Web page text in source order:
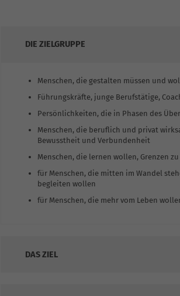
DIE ZIELGRUPPE
Menschen, die gestalten müssen und
Führungskräfte, junge Berufstätige,
Persönlichkeiten, die in Phasen des
Menschen, die beruflich und privat
Bewusstheit und Verbundenheit
Menschen, die lernen wollen, Grenzen
für Menschen, die mitten im Wandel
begleiten wollen
für Menschen, die mehr vom Leben
DAS ZIEL